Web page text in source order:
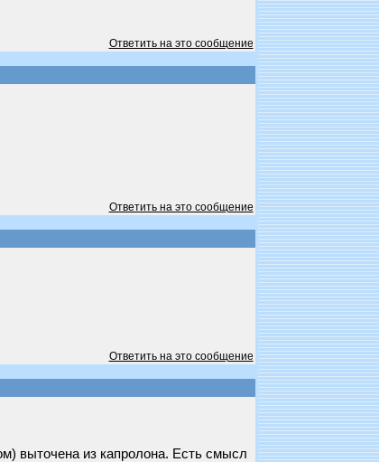
Ответить на это сообщение
Ответить на это сообщение
Ответить на это сообщение
выточена из капролона. Есть смысл